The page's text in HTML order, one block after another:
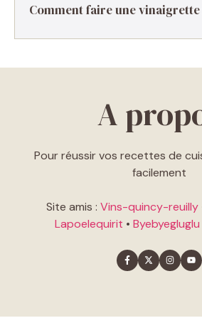
Comment faire une vinaigrette
A
Pour réussir vos recettes de
facilement
Site amis : Vins-quincy-reuilly
Lapoelequirit • Byebyegluglu